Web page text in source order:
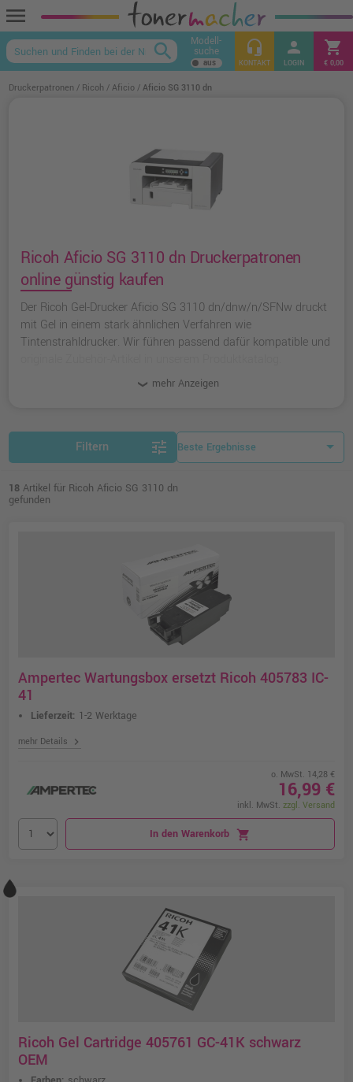
menu
keyboard_arrow_up
search Modell-
suche headset_mic
KONTAKT
person
LOGIN
shopping_cart
€ 0,00
Druckerpatronen Ricoh Aficio Aficio SG 3110 dn
Ricoh Aficio SG 3110 dn Druckerpatronen
online günstig kaufen
Der Ricoh Gel-Drucker Aficio SG 3110 dn/dnw/n/SFNw druckt
mit Gel in einem stark ähnlichen Verfahren wie
Tintenstrahldrucker. Wir führen passend dafür kompatible und
mehr Anzeigen
Filtern tune
18 Artikel für Ricoh Aficio SG 3110 dn
gefunden
Ampertec Wartungsbox ersetzt Ricoh 405783 IC-
41
Lieferzeit: 1-2 Werktage
mehr Details chevron_right
o. MwSt. 14,28 €
16,99 €
inkl. MwSt. zzgl. Versand
In den Warenkorb shopping_cart
Ricoh Gel Cartridge 405761 GC-41K schwarz
OEM